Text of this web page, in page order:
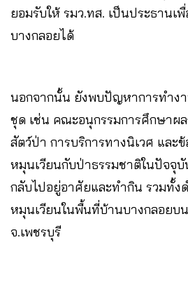
ยอมรับให้ รมว.ทส. เป็นประธานเ
บางกลอยได้
นอกจากนั้น ยังพบปัญหาการทำงา
ชุด เช่น คณะอนุกรรมการศึกษาผ
สัตว์ป่า การบริการทางนิเวศ และ
หมุนเวียนกับป่าธรรมชาติในปัจจุบั
กลับไปอยู่อาศัยและทำกิน รวมทั้ง
หมุนเวียนในพื้นที่บ้านบางกลอยบ
จ.เพชรบุรี